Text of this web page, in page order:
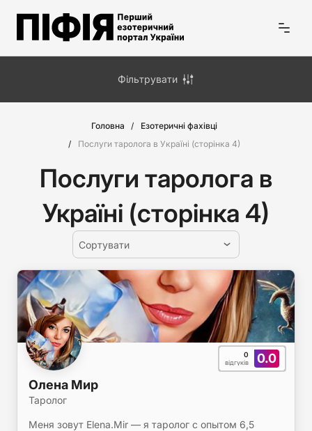
Головна
Езотеричні фахівці
Послуги таролога в Україні (сторiнка 4)
Послуги таролога в
Україні (сторiнка 4)
Сортувати
0.0
0
відгуків
Олена Мир
Таролог
Меня зовут Elena.Mir — я таролог с опытом 6,5
Фільтрувати